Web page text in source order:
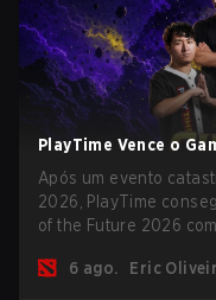
PlayTime Vence o
Após um evento
2026, PlayTime
of the Future 2026
da nova temporada.
6 ago. Eric